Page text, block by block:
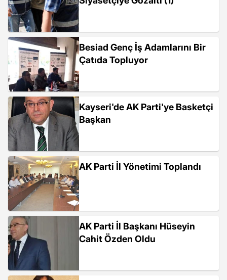
Besiad Genç İş Adamlarını Bir
Çatıda Topluyor
Kayseri'de AK Parti'ye Basketçi
Başkan
AK Parti İl Yönetimi Toplandı
AK Parti İl Başkanı Hüseyin
Cahit Özden Oldu